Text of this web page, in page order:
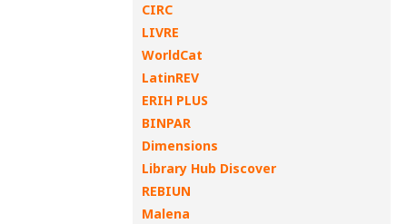
CIRC
LIVRE
WorldCat
LatinREV
ERIH PLUS
BINPAR
Dimensions
Library Hub Discover
REBIUN
Malena